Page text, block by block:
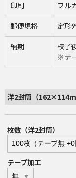
印刷 フル
郵便規格 定形
納期
校了
※テ
洋2封筒（
枚数（洋2封筒）
テープ加工